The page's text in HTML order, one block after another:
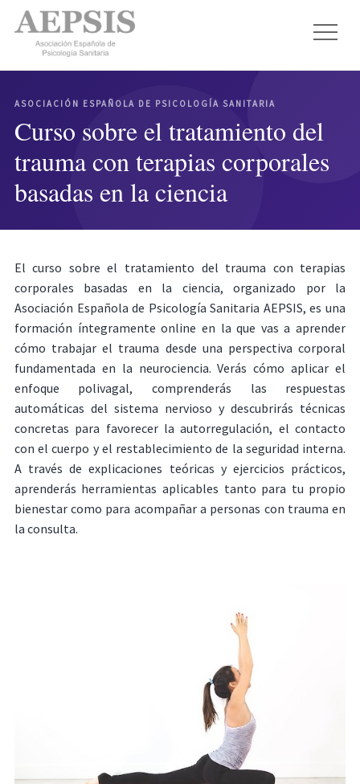
ASOCIACIÓN ESPAÑOLA DE PSICOLOGÍA SANITARIA
Curso sobre el tratamiento del
trauma con terapias corporales
basadas en la ciencia
El curso sobre el tratamiento del trauma con terapias
corporales basadas en la ciencia, organizado por la
Asociación Española de Psicología Sanitaria AEPSIS, es una
formación íntegramente online en la que vas a aprender
cómo trabajar el trauma desde una perspectiva corporal
fundamentada en la neurociencia. Verás cómo aplicar el
enfoque polivagal, comprenderás las respuestas
automáticas del sistema nervioso y descubrirás técnicas
concretas para favorecer la autorregulación, el contacto
con el cuerpo y el restablecimiento de la seguridad interna.
A través de explicaciones teóricas y ejercicios prácticos,
aprenderás herramientas aplicables tanto para tu propio
bienestar como para acompañar a personas con trauma en
la consulta.